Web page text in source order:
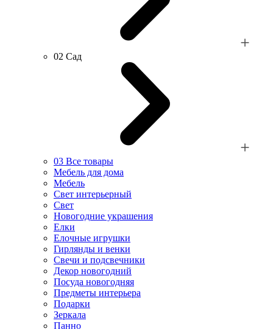
02 Сад
03 Все товары
Мебель для дома
Мебель
Свет интерьерный
Свет
Новогодние украшения
Елки
Елочные игрушки
Гирлянды и венки
Свечи и подсвечники
Декор новогодний
Посуда новогодняя
Предметы интерьера
Подарки
Зеркала
Панно